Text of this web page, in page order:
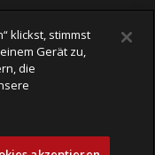
klickst, stimmst
Gerät zu,
die